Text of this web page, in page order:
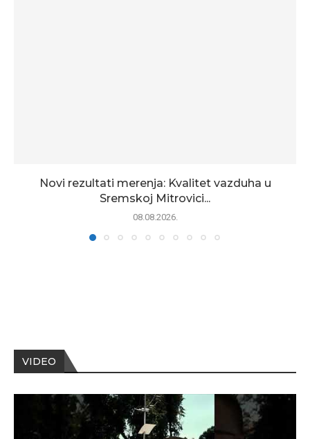
Novi rezultati merenja: Kvalitet vazduha u
Sremskoj Mitrovici...
08.08.2026.
VIDEO